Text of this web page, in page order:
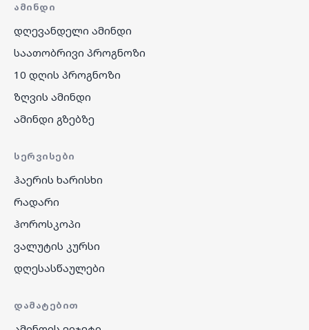
ᲐᲛᲘᲜᲓᲘ
დღევანდელი ამინდი
საათობრივი პროგნოზი
10 დღის პროგნოზი
ზღვის ამინდი
ამინდი გზებზე
ᲡᲔᲠᲕᲘᲡᲔᲑᲘ
ჰაერის ხარისხი
რადარი
ჰოროსკოპი
ვალუტის კურსი
დღესასწაულები
ᲓᲐᲛᲐᲢᲔᲑᲘᲗ